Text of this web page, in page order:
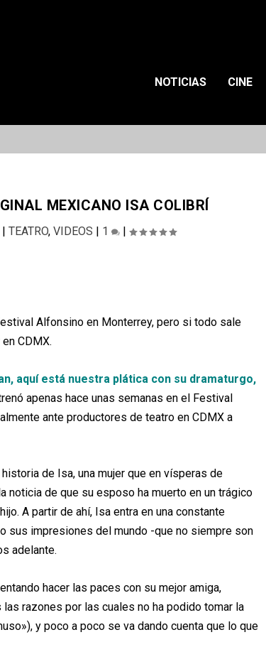
NOTICIAS CINE
MEXICANO ISA COLIBRÍ
|TEATRO,VIDEOS | 1 |
Alfonsino en Monterrey, pero si todo sale
CDMX.
aquí está nuestra plática con su dramaturgo,
apenas hace unas semanas en el Festival
ante productores de teatro en CDMX a
de Isa, una mujer que en vísperas de
noticia de que su esposo ha muerto en un trágico
A partir de ahí, Isa entra en una constante
sus impresiones del mundo -que no siempre son
adelante.
hacer las paces con su mejor amiga,
las razones por las cuales no ha podido tomar la
y poco a poco se va dando cuenta que lo que